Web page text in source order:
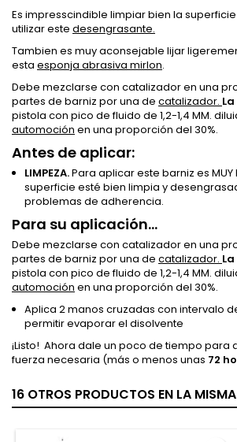
Es impresscindible limpiar bien la
utilizar este desengrasante.
Tambien es muy aconsejable lijar
esta esponja abrasiva mirlon.
Debe mezclarse con catalizador en una
partes de barniz por una de catalizador.
pistola con pico de fluido de 1,2-1,4 MM.
automoción en una proporción del 30%.
Antes de aplicar:
LIMPEZA.Para aplicar este barniz es MUY
superficie esté bien limpia y
problemas de adherencia.
Para su aplicación...
Debe mezclarse con catalizador en una
partes de barniz por una de catalizador.
pistola con pico de fluido de 1,2-1,4 MM.
automoción en una proporción del 30%.
Aplica 2 manos cruzadas con intervalo
permitir evaporar el disolvente
¡Listo! Ahora dale un poco de tiempo para
fuerza necesaria (más o menos unas 72
16 OTROS PRODUCTOS EN LA